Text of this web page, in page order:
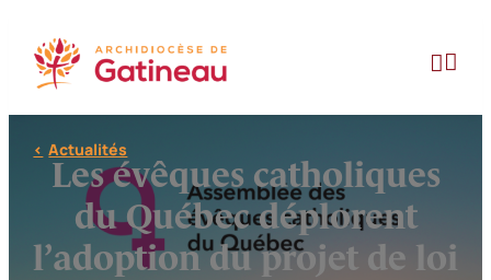
contenu

Actualités
Les évêques catholiques
du Québec déplorent
l’adoption du projet de loi